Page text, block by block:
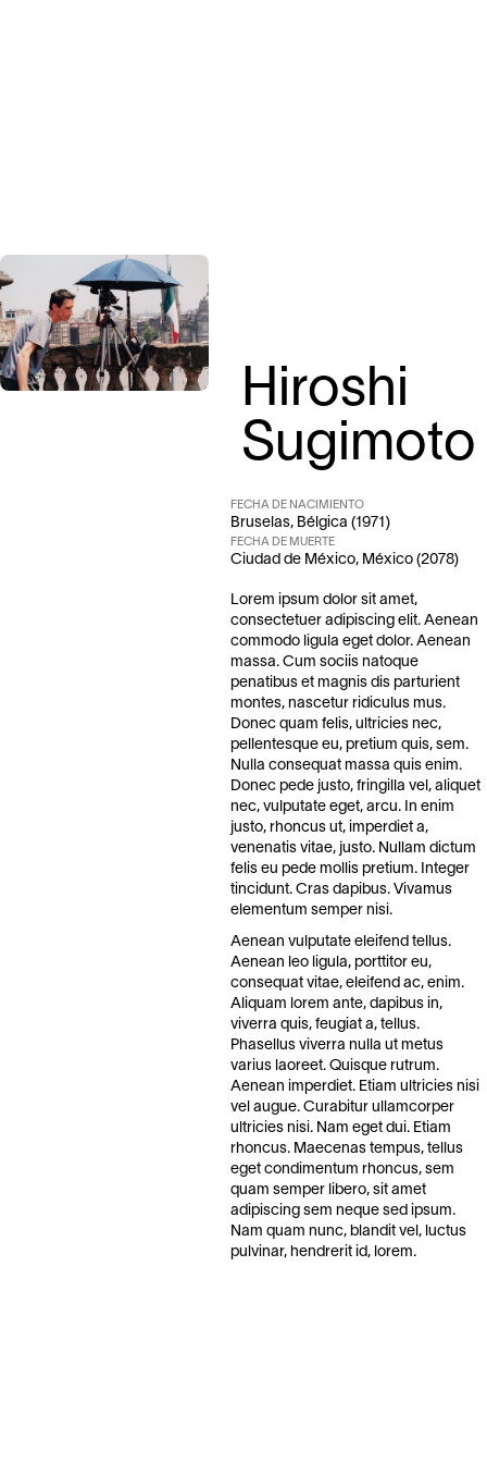
Hiroshi
Sugimoto
FECHA DE NACIMIENTO
Bruselas, Bélgica (1971)
FECHA DE MUERTE
Ciudad de México, México (2078)
Lorem ipsum dolor sit amet,
consectetuer adipiscing elit. Aenean
commodo ligula eget dolor. Aenean
massa. Cum sociis natoque
penatibus et magnis dis parturient
montes, nascetur ridiculus mus.
Donec quam felis, ultricies nec,
pellentesque eu, pretium quis, sem.
Nulla consequat massa quis enim.
Donec pede justo, fringilla vel, aliquet
nec, vulputate eget, arcu. In enim
justo, rhoncus ut, imperdiet a,
venenatis vitae, justo. Nullam dictum
felis eu pede mollis pretium. Integer
tincidunt. Cras dapibus. Vivamus
elementum semper nisi.
Aenean vulputate eleifend tellus.
Aenean leo ligula, porttitor eu,
consequat vitae, eleifend ac, enim.
Aliquam lorem ante, dapibus in,
viverra quis, feugiat a, tellus.
Phasellus viverra nulla ut metus
varius laoreet. Quisque rutrum.
Aenean imperdiet. Etiam ultricies nisi
vel augue. Curabitur ullamcorper
ultricies nisi. Nam eget dui. Etiam
rhoncus. Maecenas tempus, tellus
eget condimentum rhoncus, sem
quam semper libero, sit amet
adipiscing sem neque sed ipsum.
Nam quam nunc, blandit vel, luctus
pulvinar, hendrerit id, lorem.